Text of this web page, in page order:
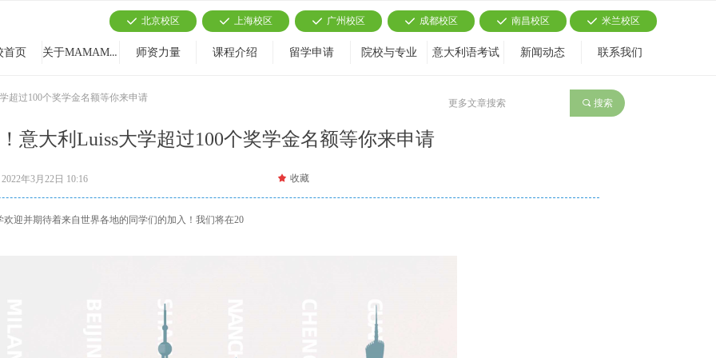
首页 关于MAMAMIA 师资力量 课程介绍 留学申请 院校与专业 意大利语考试 新闻动态 联系我们
끳 广州校区
끳 北京校区 끳 上海校区 끳 成都校区 끳 南昌校区 끳 米兰校区
意大利Luiss大学超过100个奖学金名额等你来申请
超过100个奖学金名额等你来申请
2022年3月22日 10:16 끄 收藏
迎并期待着来自世界各地的同学们的加入！我们将在20
끠 搜索